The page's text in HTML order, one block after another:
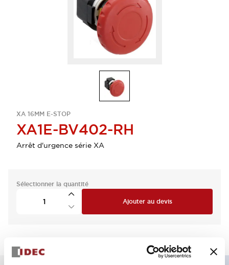
XA 16MM E-STOP
XA1E-BV402-RH
Arrêt d'urgence série XA
Sélectionner la quantité
Ajouter au devis